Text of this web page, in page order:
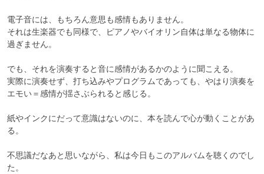
電子音には、もちろん意思も感情もありません。
それは生楽器でも同様で、ピアノやバイオリン自体は単なる物体に
過ぎません。
でも、それを演奏すると音に感情があるかのように聞こえる。
実際に演奏せず、打ち込みやプログラムであっても、やはり演奏を
エモい＝感情が揺さぶられると感じる。
紙やインクにだって意識はないのに、本を読んで心が動くことがあ
る。
不思議だなあと思いながら、私は今日もこのアルバムを聴くのでし
た。